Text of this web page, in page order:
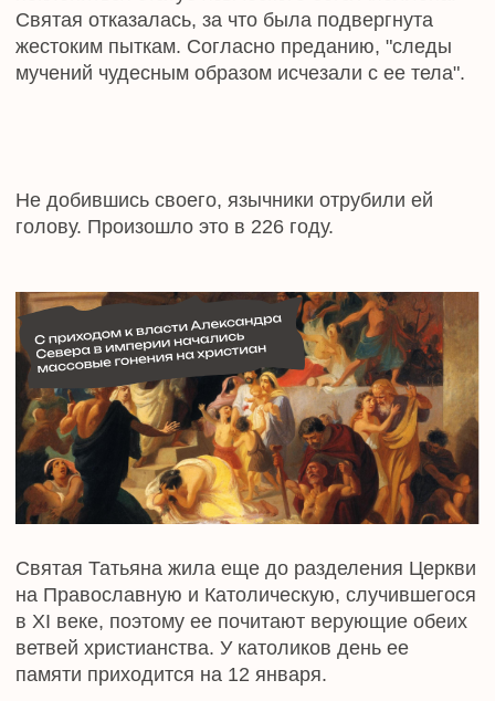
К слову, дата подписания указа не случайна: для
университета и двух гимназий". Куратором
нового учебного заведения стал известный
государственный деятель Иван Шувалов. Он же,
создания московского "храма наук". Известно,
что Шувалов был одним из фаворитов
государыни и весьма влиятельным чиновником.
Его еще называли "министром новорожденного
русского просвещения".
Многие столетия в России эта дата не была
храмах. Однако в 1755 году церковный праздник
обрел новый, теперь уже общенародный, смысл.